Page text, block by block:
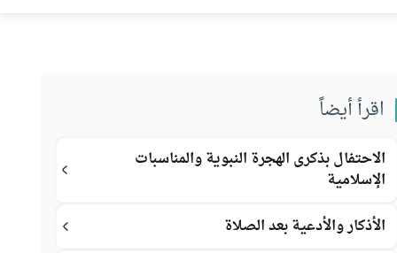
اقرأ أيضاً
الاحتفال بذكرى الهجرة النبوية والمناسبات
الإسلامية
الأذكار والأدعية بعد الصلاة